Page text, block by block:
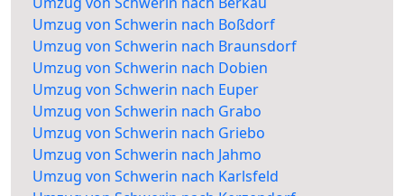
Umzug von Schwerin nach Boßdorf
Umzug von Schwerin nach Braunsdorf
Umzug von Schwerin nach Dobien
Umzug von Schwerin nach Euper
Umzug von Schwerin nach Grabo
Umzug von Schwerin nach Griebo
Umzug von Schwerin nach Jahmo
Umzug von Schwerin nach Karlsfeld